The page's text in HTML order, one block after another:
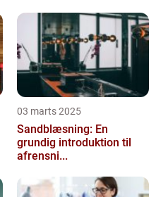
03 marts 2025
Sandblæsning: En
grundig introduktion til
afrensni...